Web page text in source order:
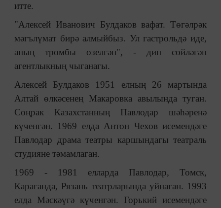
итте.
"Алексей Иванович Булдаков вафат. Төгәлрәк
мәгълүмат бирә алмыйбыз. Ул гастрольдә иде,
аның тромбы өзелгән", - дип сөйләгән
агентлыкның чыганагы.
Алексей Булдаков 1951 елның 26 мартында
Алтай өлкәсенең Макаровка авылында туган.
Соңрак Казахстанның Павлодар шәһәренә
күченгән. 1969 елда Антон Чехов исемендәге
Павлодар драма театры каршындагы театраль
студияне тәмамлаган.
1969 - 1981 елларда Павлодар, Томск,
Караганда, Рязань театрларында уйнаган. 1993
елда Мәскәүгә күченгән. Горький исемендәге